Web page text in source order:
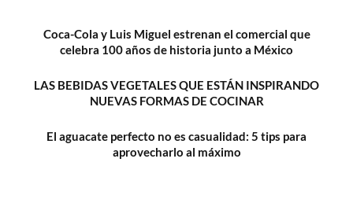
Coca-Cola y Luis Miguel estrenan el comercial que
celebra 100 años de historia junto a México
LAS BEBIDAS VEGETALES QUE ESTÁN INSPIRANDO
NUEVAS FORMAS DE COCINAR
El aguacate perfecto no es casualidad: 5 tips para
aprovecharlo al máximo